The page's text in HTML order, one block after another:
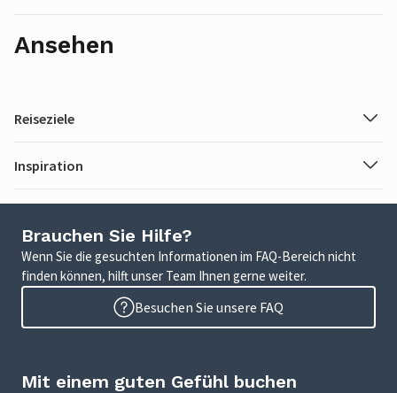
Ansehen
Reiseziele
Inspiration
Brauchen Sie Hilfe?
Wenn Sie die gesuchten Informationen im FAQ-Bereich nicht
finden können, hilft unser Team Ihnen gerne weiter.
Besuchen Sie unsere FAQ
Mit einem guten Gefühl buchen